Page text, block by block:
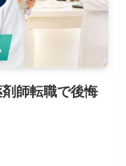
師転職で後悔